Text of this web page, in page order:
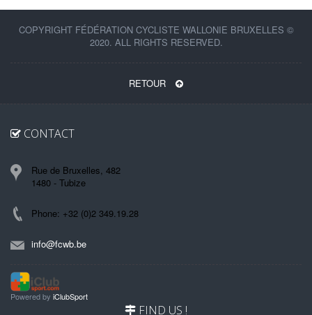
COPYRIGHT FÉDÉRATION CYCLISTE WALLONIE BRUXELLES ©
2020. ALL RIGHTS RESERVED.
RETOUR
CONTACT
Rue de Bruxelles, 482
1480 - Tubize
Phone: +32 (0)2 349.19.28
info@fcwb.be
Powered by iClubSport
FIND US !